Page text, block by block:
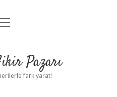
UyarıPazarı
fark yarat!